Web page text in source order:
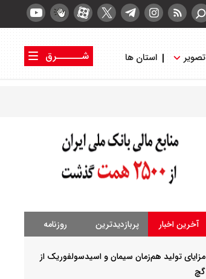
تصویر استان ها
شــــــرق
آخرین اخبار پربازدیدترین روزنامه
مزایای تولید هم‌زمان سیمان و اسیدسولفوریک از
گچ